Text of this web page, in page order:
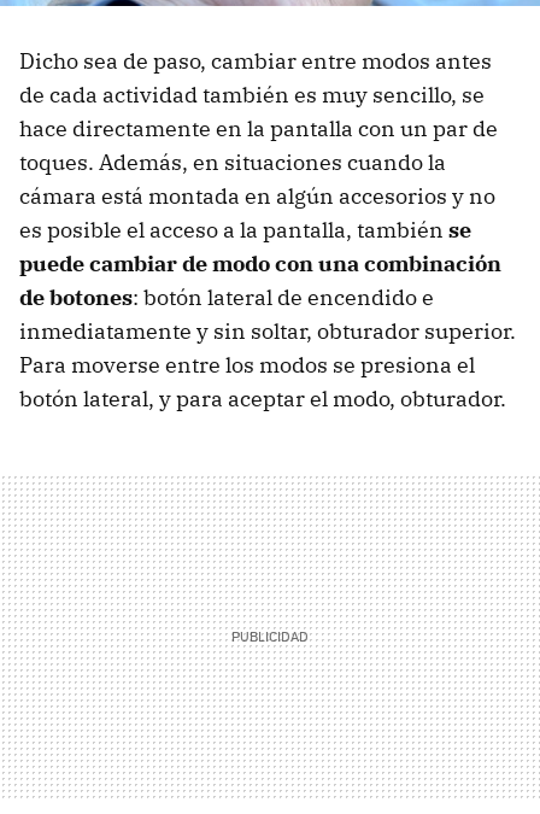
Dicho sea de paso, cambiar entre modos antes
de cada actividad también es muy sencillo, se
hace directamente en la pantalla con un par de
toques. Además, en situaciones cuando la
cámara está montada en algún accesorios y no
es posible el acceso a la pantalla, también se
puede cambiar de modo con una combinación
de botones: botón lateral de encendido e
inmediatamente y sin soltar, obturador superior.
Para moverse entre los modos se presiona el
botón lateral, y para aceptar el modo, obturador.